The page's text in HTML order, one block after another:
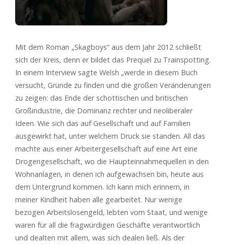
Mit dem Roman „Skagboys“ aus dem Jahr 2012 schließt
sich der Kreis, denn er bildet das Prequel zu Trainspotting.
In einem Interview sagte Welsh „werde in diesem Buch
versucht, Gründe zu finden und die großen Veränderungen
zu zeigen: das Ende der schottischen und britischen
Großindustrie, die Dominanz rechter und neoliberaler
Ideen. Wie sich das auf Gesellschaft und auf Familien
ausgewirkt hat, unter welchem Druck sie standen. All das
machte aus einer Arbeitergesellschaft auf eine Art eine
Drogengesellschaft, wo die Haupteinnahmequellen in den
Wohnanlagen, in denen ich aufgewachsen bin, heute aus
dem Untergrund kommen. Ich kann mich erinnern, in
meiner Kindheit haben alle gearbeitet. Nur wenige
bezogen Arbeitslosengeld, lebten vom Staat, und wenige
waren für all die fragwürdigen Geschäfte verantwortlich
und dealten mit allem, was sich dealen ließ. Als der